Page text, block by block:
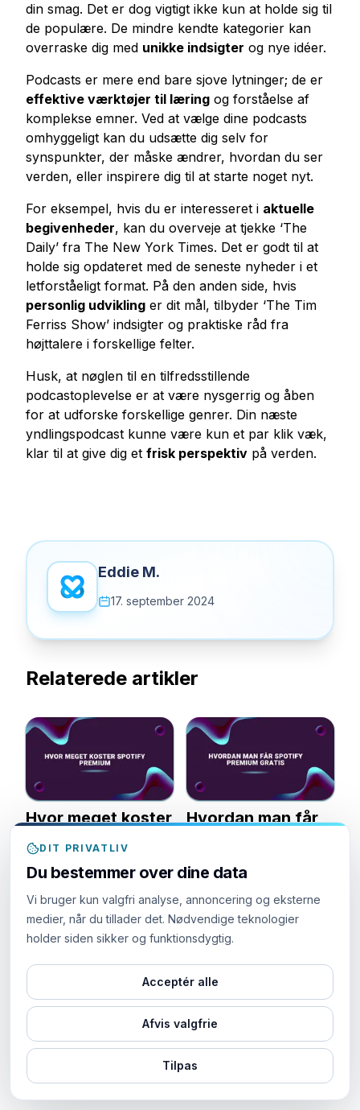
din smag. Det er dog vigtigt ikke kun at holde sig til
de populære. De mindre kendte kategorier kan
overraske dig med unikke indsigter og nye idéer.
Podcasts er mere end bare sjove lytninger; de er
effektive værktøjer til læring og forståelse af
komplekse emner. Ved at vælge dine podcasts
omhyggeligt kan du udsætte dig selv for
synspunkter, der måske ændrer, hvordan du ser
verden, eller inspirere dig til at starte noget nyt.
For eksempel, hvis du er interesseret i aktuelle
begivenheder, kan du overveje at tjekke ‘The
Daily’ fra The New York Times. Det er godt til at
holde sig opdateret med de seneste nyheder i et
letforståeligt format. På den anden side, hvis
personlig udvikling er dit mål, tilbyder ‘The Tim
Ferriss Show’ indsigter og praktiske råd fra
højttalere i forskellige felter.
Husk, at nøglen til en tilfredsstillende
podcastoplevelse er at være nysgerrig og åben
for at udforske forskellige genrer. Din næste
yndlingspodcast kunne være kun et par klik væk,
klar til at give dig et frisk perspektiv på verden.
Eddie M.
17. september 2024
Relaterede artikler
Hvor meget koster
Spotify Premium
World
17.
september
2024
Hvordan man får
gratis
SMM
World
17.
september
Spotify Premium 3
Måneder
Spotify Premium
Antal Brugere
DIT PRIVATLIV
Du bestemmer over dine data
Vi bruger kun valgfri analyse, annoncering og eksterne
medier, når du tillader det. Nødvendige teknologier
holder siden sikker og funktionsdygtig.
Acceptér alle
Afvis valgfrie
Tilpas